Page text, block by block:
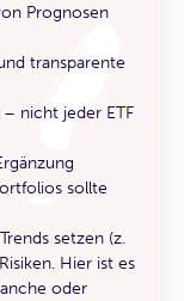
Prognosen
transparente
nicht jeder ETF
sollte
setzen (z.
Hier ist es
oder